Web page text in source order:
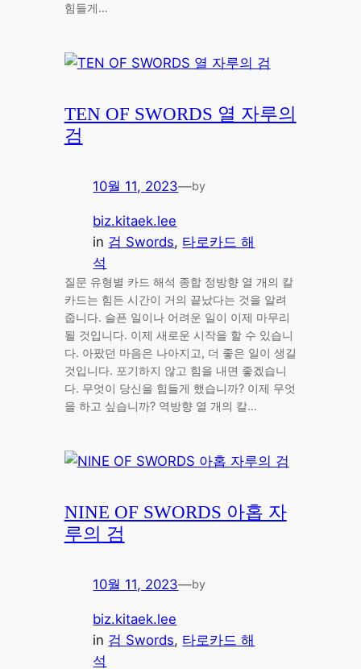
힘들게…
TEN OF SWORDS 열 자루의
검
10월 11, 2023—by
biz.kitaek.lee
in 검 Swords, 타로카드 해
석
질문 유형별 카드 해석 종합 정방향 열 개의 칼
카드는 힘든 시간이 거의 끝났다는 것을 알려
줍니다. 슬픈 일이나 어려운 일이 이제 마무리
될 것입니다. 이제 새로운 시작을 할 수 있습니
다. 아팠던 마음은 나아지고, 더 좋은 일이 생길
것입니다. 포기하지 않고 힘을 내면 좋겠습니
다. 무엇이 당신을 힘들게 했습니까? 이제 무엇
을 하고 싶습니까? 역방향 열 개의 칼…
NINE OF SWORDS 아홉 자
루의 검
10월 11, 2023—by
biz.kitaek.lee
in 검 Swords, 타로카드 해
석